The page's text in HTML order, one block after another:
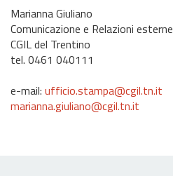
Marianna Giuliano
Comunicazione e Relazioni esterne
CGIL del Trentino
tel. 0461 040111
e-mail: ufficio.stampa@cgil.tn.it
marianna.giuliano@cgil.tn.it